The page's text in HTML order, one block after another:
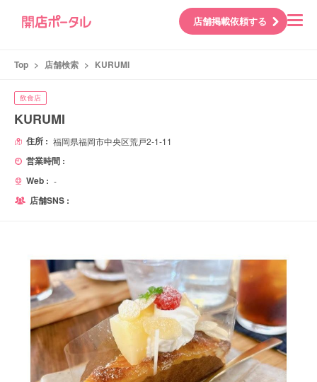
店舗掲載依頼する
Top > 店舗検索 > KURUMI
飲食店
KURUMI
住所 : 福岡県福岡市中央区荒戸2-1-11
営業時間 :
Web : -
店舗SNS :